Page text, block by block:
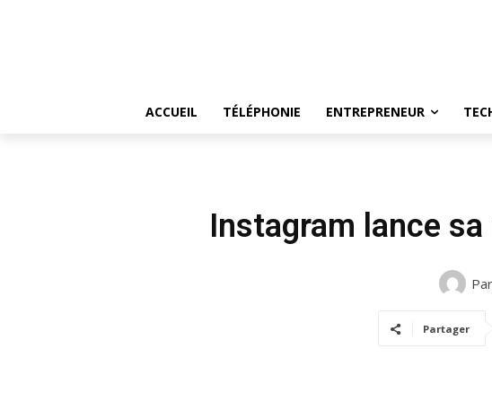
ACCUEIL TÉLÉPHONIE ENTREPRENEUR
Instagram lance
Partager